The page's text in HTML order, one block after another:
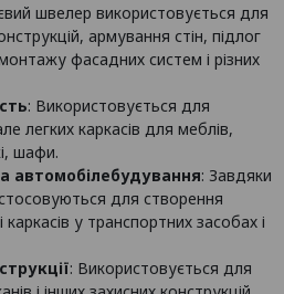
швелер використовується для
армування стін, підлог
фасадних систем і різних
: Використовується для
легких каркасів для меблів,
шафи.
автомобілебудування: Завдяки
для створення
у транспортних засобах і
: Використовується для